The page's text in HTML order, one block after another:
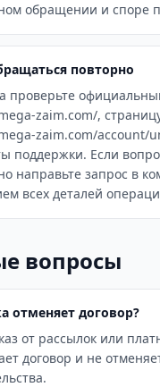
обращении и споре
повторно
проверьте
zaim.com/,
zaim.com/account/
поддержки. Если
направьте запрос в
всех деталей
вопросы
отменяет договор?
от рассылок или
договор и не